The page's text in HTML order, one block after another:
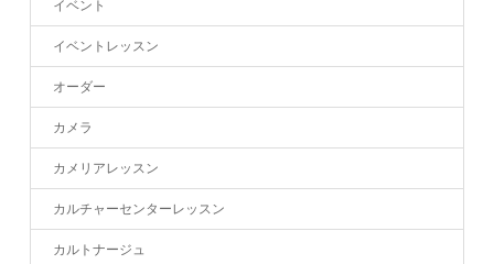
イベント
イベントレッスン
オーダー
カメラ
カメリアレッスン
カルチャーセンターレッスン
カルトナージュ